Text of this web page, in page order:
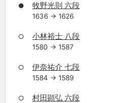
● 牧野光則 六段
1636 → 1626
○ 小林裕士 八段
1580 → 1587
○ 伊奈祐介 七段
1584 → 1589
○ 村田顕弘 六段